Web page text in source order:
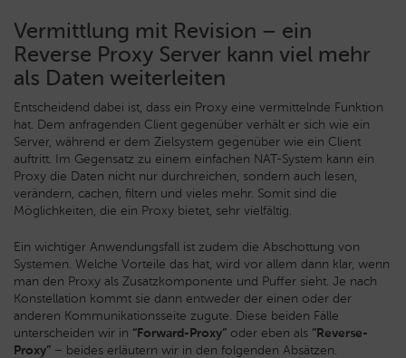
Vermittlung mit Revision – ein
Reverse Proxy Server kann viel mehr
als Daten weiterleiten
Entscheidend dabei ist, dass ein Proxy eine vermittelnde Funktion
hat. Dem anfragenden Client gegenüber verhält er sich wie ein
Server, während er dem Zielsystem gegenüber wie ein Client
auftritt. Im Gegensatz zu einem einfachen NAT-System kann ein
Proxy die Daten nicht nur durchreichen, sondern auch lesen,
verändern, cachen, filtern und vieles mehr. Somit sind die
Möglichkeiten, die ein Proxy bietet, sehr vielfältig.
Ein wichtiger Anwendungsfall ist zudem die Abschottung von
Systemen. Welche Vorteile das hat, wird vor allem dann klar, wenn
man den Proxy als Zusatzkomponente und Puffer sieht. Je nach
Konstellation kommt sie dann entweder der einen oder der
anderen Kommunikationsseite zugute. Diese beiden Fälle
unterscheiden wir in “Forward-Proxy” oder eben als “Reverse-
Proxy” – beides erläutern wir in den folgenden Absätzen.